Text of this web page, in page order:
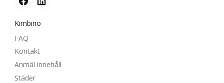
Kimbino
FAQ
Kontakt
Anmäl innehåll
Städer